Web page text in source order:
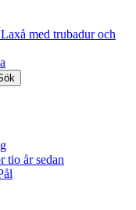
med trubadur och
tio år sedan